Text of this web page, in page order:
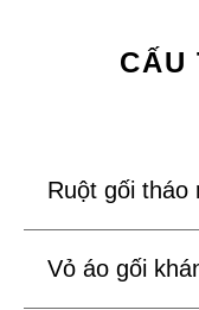
CẤU
Ruột gối tháo
Vỏ áo gối